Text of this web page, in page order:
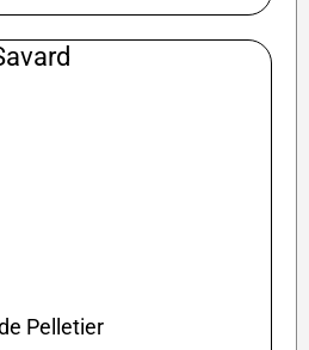
Pelletier